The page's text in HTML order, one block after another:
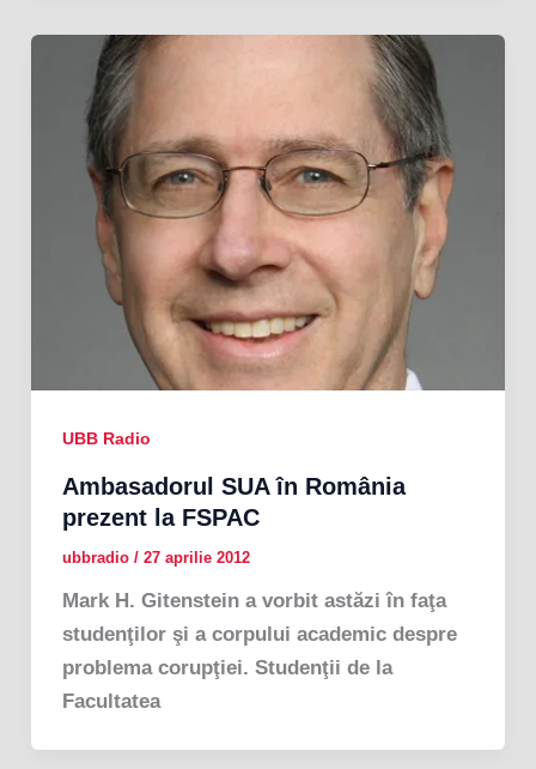
UBB Radio
Ambasadorul SUA în România
prezent la FSPAC
ubbradio / 27 aprilie 2012
Mark H. Gitenstein a vorbit astăzi în faţa
studenţilor şi a corpului academic despre
problema corupţiei. Studenţii de la
Facultatea